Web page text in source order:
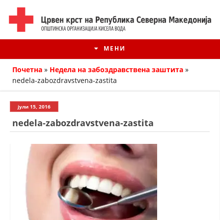
МЕНИ
ИСТОРИЈАТ НА ЦКРМ
ИСТОРИЈАТ НА ДВИЖЕЊЕТО
Почетна » Недела на забоздравствена заштита »
nedela-zabozdravstvena-zastita
јули 15, 2016
nedela-zabozdravstvena-zastita